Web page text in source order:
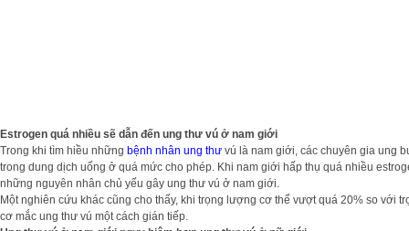
Estrogen quá nhiều sẽ dẫn đến ung thư vú ở nam giới
Trong khi tìm hiều những bệnh nhân ung thư vú là nam giới, các chuyên gia ung
trong dung dịch uống ở quá mức cho phép. Khi nam giới hấp thụ quá nhiều
những nguyên nhân chủ yếu gây ung thư vú ở nam giới.
Một nghiên cứu khác cũng cho thấy, khi trọng lượng cơ thể vượt quá 20% so với
cơ mắc ung thư vú một cách gián tiếp.